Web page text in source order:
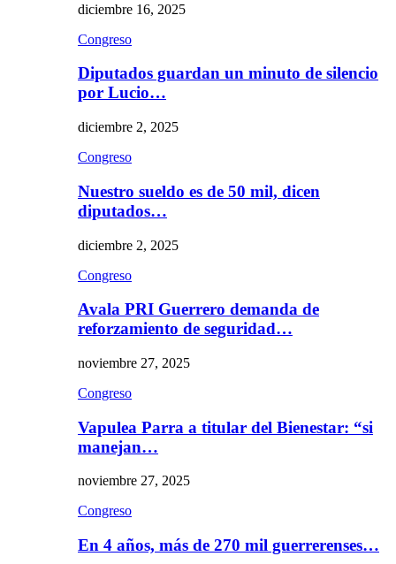
diciembre 16, 2025
Congreso
Diputados guardan un minuto de silencio
por Lucio…
diciembre 2, 2025
Congreso
Nuestro sueldo es de 50 mil, dicen
diputados…
diciembre 2, 2025
Congreso
Avala PRI Guerrero demanda de
reforzamiento de seguridad…
noviembre 27, 2025
Congreso
Vapulea Parra a titular del Bienestar: “si
manejan…
noviembre 27, 2025
Congreso
En 4 años, más de 270 mil guerrerenses…